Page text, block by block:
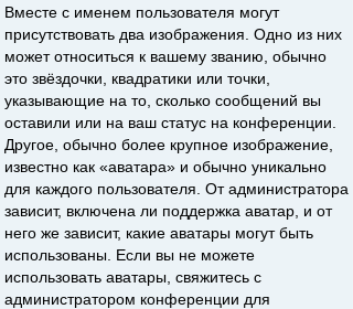
Вместе с именем пользователя могут
присутствовать два изображения. Одно из них
может относиться к вашему званию, обычно
это звёздочки, квадратики или точки,
указывающие на то, сколько сообщений вы
оставили или на ваш статус на конференции.
Другое, обычно более крупное изображение,
известно как «аватара» и обычно уникально
для каждого пользователя. От администратора
зависит, включена ли поддержка аватар, и от
него же зависит, какие аватары могут быть
использованы. Если вы не можете
использовать аватары, свяжитесь с
администратором конференции для